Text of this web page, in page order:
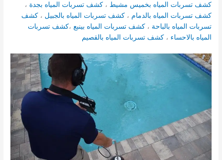
كشف تسربات المياه بخميس مشيط ،كشف تسربات المياه بجدة ،
كشف تسربات المياه بالدمام ،كشف تسربات المياه بالجبيل ،كشف
تسربات المياه بالباحة ،كشف تسربات المياه بينبع ،كشف تسربات
المياه بالاحساء ،كشف تسربات المياه بالقصيم